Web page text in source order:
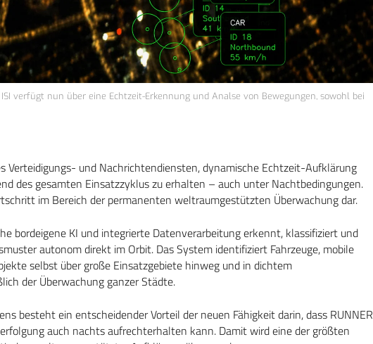
verfügt nun über eine Echtzeit-Erkennung und Analse von Bewegungen, sowohl bei
Verteidigungs- und Nachrichtendiensten, dynamische Echtzeit-Aufklärung
des gesamten Einsatzzyklus zu erhalten – auch unter Nachtbedingungen.
im Bereich der permanenten weltraumgestützten Überwachung dar.
bordeigene KI und integrierte Datenverarbeitung erkennt, klassifiziert und
autonom direkt im Orbit. Das System identifiziert Fahrzeuge, mobile
selbst über große Einsatzgebiete hinweg und in dichtem
der Überwachung ganzer Städte.
besteht ein entscheidender Vorteil der neuen Fähigkeit darin, dass RUNNER
auch nachts aufrechterhalten kann. Damit wird eine der größten